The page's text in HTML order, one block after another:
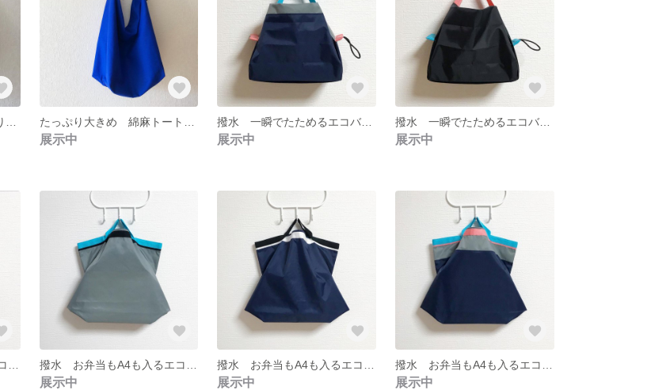
展示中
撥水 一瞬でたためるエコバッグ 撥水加工 グレー×ネイビー
展示中
撥水 一瞬でたためるエコバッグ 撥水加工 ブラック
展示中
展示中 展示中 展示中